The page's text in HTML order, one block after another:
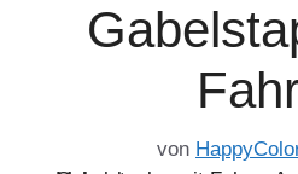
von